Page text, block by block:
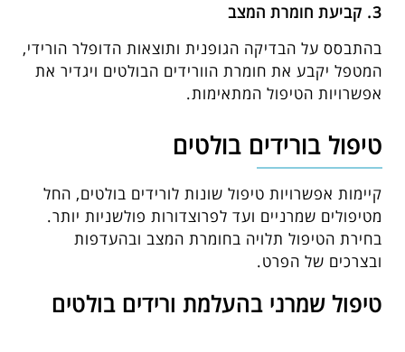
3. קביעת חומרת המצב
בהתבסס על הבדיקה הגופנית ותוצאות הדופלר הורידי,
המטפל יקבע את חומרת הוורידים הבולטים ויגדיר את
אפשרויות הטיפול המתאימות.
טיפול בורידים בולטים
קיימות אפשרויות טיפול שונות לורידים בולטים, החל
מטיפולים שמרניים ועד לפרוצדורות פולשניות יותר.
בחירת הטיפול תלויה בחומרת המצב ובהעדפות
ובצרכים של הפרט.
טיפול שמרני בהעלמת ורידים בולטים